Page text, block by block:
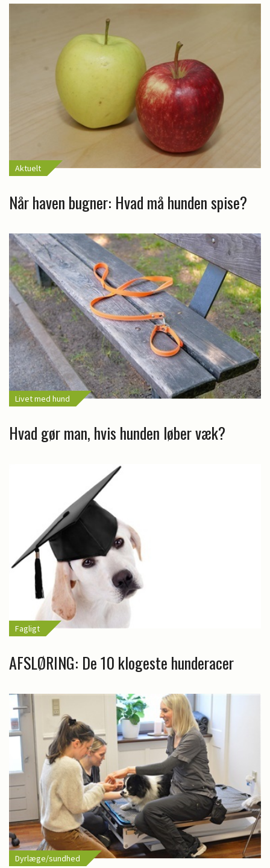
Aktuelt
Når haven bugner: Hvad må hunden spise?
Livet med hund
Hvad gør man, hvis hunden løber væk?
Fagligt
AFSLØRING: De 10 klogeste hunderacer
Dyrlæge/sundhed